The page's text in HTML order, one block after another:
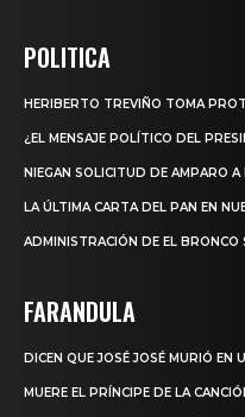
POLITICA
HERIBERTO TREVIÑO TOMA
¿EL MENSAJE POLÍTICO DEL
NIEGAN SOLICITUD DE AMPARO
LA ÚLTIMA CARTA DEL PAN EN
ADMINISTRACIÓN DE EL BRONCO
FARANDULA
DICEN QUE JOSÉ JOSÉ MURIÓ
MUERE EL PRÍNCIPE DE LA